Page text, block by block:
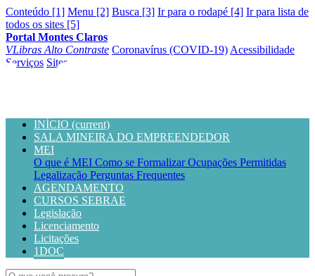
Conteúdo [1] Menu [2] Busca [3] Ir para o rodapé [4] Ir para lista de
todos os sites [5]
Portal Montes Claros
VLibras Alto Contraste Coronavírus (COVID-19) Acessibilidade
Serviços Sites
INÍCIO (current)
SALA MINEIRA DO EMPREENDEDOR
MEI
O que é MEI Como se FormalizarOcupações Permitidas
Legalização Perguntas Frequentes
AGENDAMENTO
CURSOS SEBRAE
Legislação
Licenciamento
Licitações
1DOC